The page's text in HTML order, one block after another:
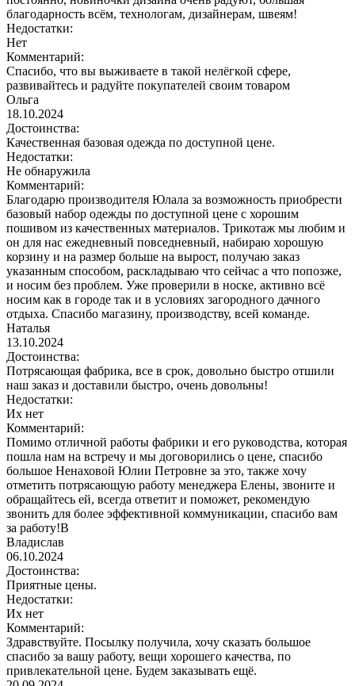
благодарность всём, технологам, дизайнерам, швеям!
Недостатки:
Нет
Комментарий:
Спасибо, что вы выживаете в такой нелёгкой сфере,
развивайтесь и радуйте покупателей своим товаром
Ольга
18.10.2024
Достоинства:
Качественная базовая одежда по доступной цене.
Недостатки:
Не обнаружила
Комментарий:
Благодарю производителя Юлала за возможность приобрести
базовый набор одежды по доступной цене с хорошим
пошивом из качественных материалов. Трикотаж мы любим и
он для нас ежедневный повседневный, набираю хорошую
корзину и на размер больше на вырост, получаю заказ
указанным способом, раскладываю что сейчас а что попозже,
и носим без проблем. Уже проверили в носке, активно всё
носим как в городе так и в условиях загородного дачного
отдыха. Спасибо магазину, производству, всей команде.
Наталья
13.10.2024
Достоинства:
Потрясающая фабрика, все в срок, довольно быстро отшили
наш заказ и доставили быстро, очень довольны!
Недостатки:
Их нет
Комментарий:
Помимо отличной работы фабрики и его руководства, которая
пошла нам на встречу и мы договорились о цене, спасибо
большое Ненаховой Юлии Петровне за это, также хочу
отметить потрясающую работу менеджера Елены, звоните и
обращайтесь ей, всегда ответит и поможет, рекомендую
звонить для более эффективной коммуникации, спасибо вам
за работу!В
Владислав
06.10.2024
Достоинства:
Приятные цены.
Недостатки:
Их нет
Комментарий:
Здравствуйте. Посылку получила, хочу сказать большое
спасибо за вашу работу, вещи хорошего качества, по
привлекательной цене. Будем заказывать ещё.